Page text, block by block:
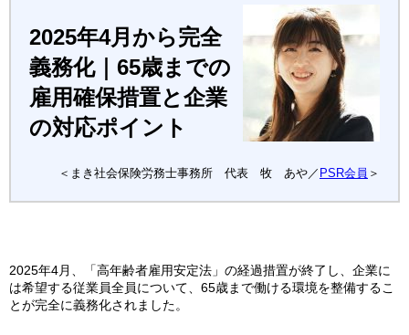
2025年4月から完全
義務化｜65歳までの
雇用確保措置と企業
の対応ポイント
＜まき社会保険労務士事務所 代表 牧 あや／ PSR会員 ＞
2025年4月、「高年齢者雇用安定法」の経過措置が終了し、企業に
は希望する従業員全員について、65歳まで働ける環境を整備するこ
とが完全に義務化されました。